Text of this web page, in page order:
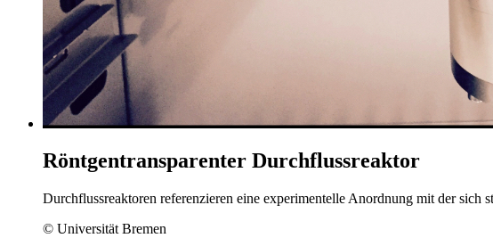
Röntgentransparenter Durchflussreaktor
Durchflussreaktoren referenzieren eine experimentelle Anordnung mit der sich
© Universität Bremen